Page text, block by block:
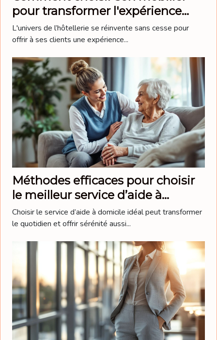
pour transformer l'expérience
client en hôtellerie ?
L'univers de l’hôtellerie se réinvente sans cesse pour
offrir à ses clients une expérience...
Méthodes efficaces pour choisir
le meilleur service d’aide à
domicile
Choisir le service d’aide à domicile idéal peut transformer
le quotidien et offrir sérénité aussi...